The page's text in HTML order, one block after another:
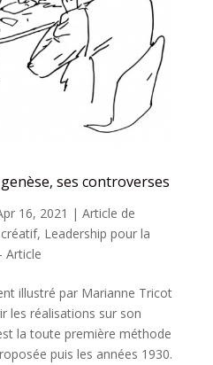
ses controverses
16, 2021 | Article de
, Leadership pour la
Article
illustré par Marianne Tricot
réalisations sur son
la toute première méthode
puis les années 1930.